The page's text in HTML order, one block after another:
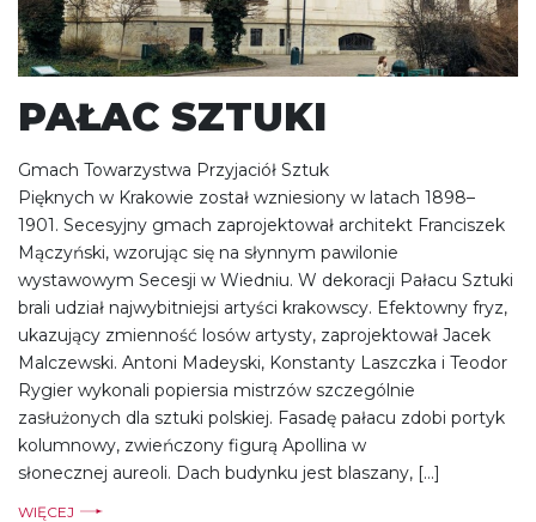
PAŁAC SZTUKI
Gmach Towarzystwa Przyjaciół Sztuk
Pięknych w Krakowie został wzniesiony w latach 1898–
1901. Secesyjny gmach zaprojektował architekt Franciszek
Mączyński, wzorując się na słynnym pawilonie
wystawowym Secesji w Wiedniu. W dekoracji Pałacu Sztuki
brali udział najwybitniejsi artyści krakowscy. Efektowny fryz,
ukazujący zmienność losów artysty, zaprojektował Jacek
Malczewski. Antoni Madeyski, Konstanty Laszczka i Teodor
Rygier wykonali popiersia mistrzów szczególnie
zasłużonych dla sztuki polskiej. Fasadę pałacu zdobi portyk
kolumnowy, zwieńczony figurą Apollina w
słonecznej aureoli. Dach budynku jest blaszany, […]
WIĘCEJ